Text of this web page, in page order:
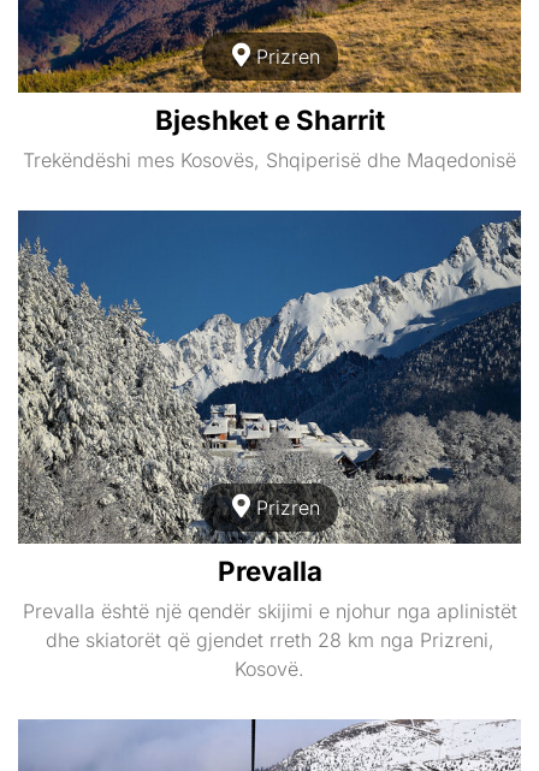
Prizren
Bjeshket e Sharrit
Trekëndëshi mes Kosovës, Shqiperisë dhe Maqedonisë
Prizren
Prevalla
Prevalla është një qendër skijimi e njohur nga aplinistët
dhe skiatorët që gjendet rreth 28 km nga Prizreni,
Kosovë.